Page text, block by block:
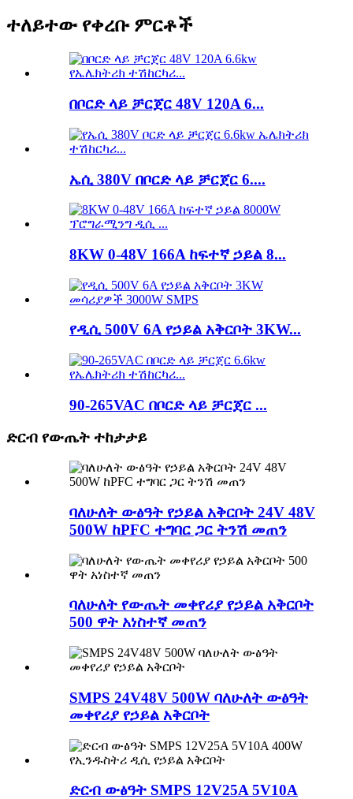
ተለይተው የቀረቡ ምርቶች
በቦርድ ላይ ቻርጀር 48V 120A 6...
ኤሲ 380V በቦርድ ላይ ቻርጀር 6....
8KW 0-48V 166A ከፍተኛ ኃይል 8...
የዲሲ 500V 6A የኃይል አቅርቦት 3KW...
90-265VAC በቦርድ ላይ ቻርጀር ...
ድርብ የውጤት ተከታታይ
ባለሁለት ውፅዓት የኃይል አቅርቦት 24V 48V
500W ከPFC ተግባር ጋር ትንሽ መጠን
ባለሁለት የውጤት መቀየሪያ የኃይል አቅርቦት
500 ዋት አነስተኛ መጠን
SMPS 24V48V 500W ባለሁለት ውፅዓት
መቀየሪያ የኃይል አቅርቦት
ድርብ ውፅዓት SMPS 12V25A 5V10A